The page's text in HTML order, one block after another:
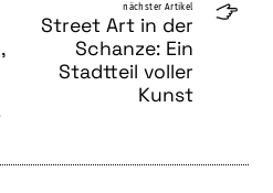
nächster Artikel
Street Art in der
Schanze: Ein
Stadtteil voller
Kunst